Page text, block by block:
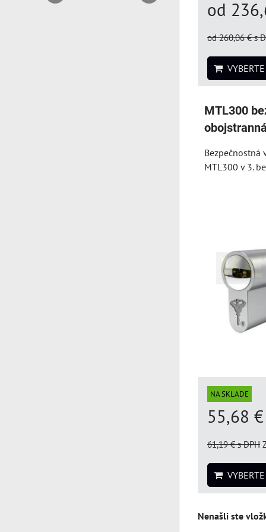
od
od 260,06 €s
MTL300
Bezpečnostná
MTL300 v 3.
NA SKLADE
55,68 €
61,19 €s DPH
Nenašli ste